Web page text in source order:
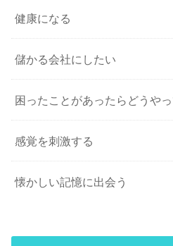
健康になる
儲かる会社にしたい
困ったことがあったらどうや
感覚を刺激する
懐かしい記憶に出会う